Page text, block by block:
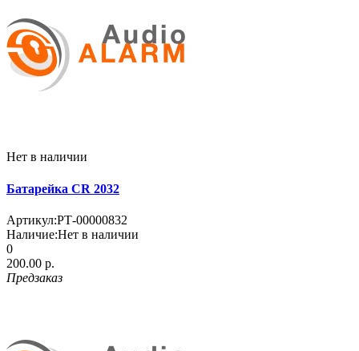
Нет в наличии
Батарейка CR 2032
Артикул:РТ-00000832
Наличие:Нет в наличии
0
200.00 р.
Предзаказ